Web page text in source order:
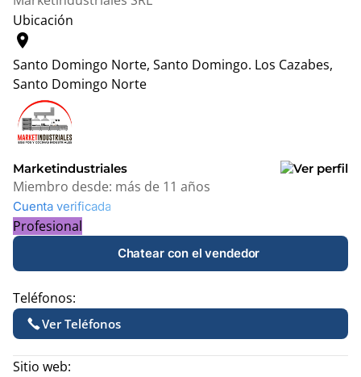
Ubicación
location_on
Santo Domingo Norte, Santo Domingo. Los Cazabes,
Santo Domingo Norte
+
−
Marketindustriales
Miembro desde: más de 11 años
Cuenta verificada
Profesional
Chatear con el vendedor
Teléfonos:
Ver Teléfonos
Sitio web: